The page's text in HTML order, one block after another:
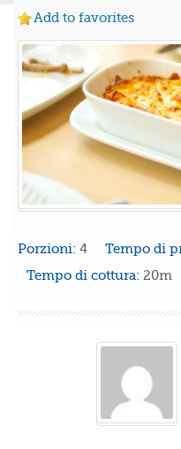
Add to favorites
Porzioni: 4 Tempo di
Tempo di cottura: 20m